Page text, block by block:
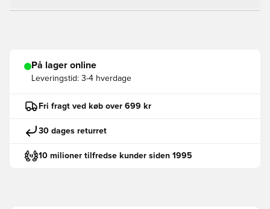
På lager online
Leveringstid: 3-4 hverdage
Fri fragt ved køb over 699 kr
30 dages returret
10 milioner tilfredse kunder siden 1995